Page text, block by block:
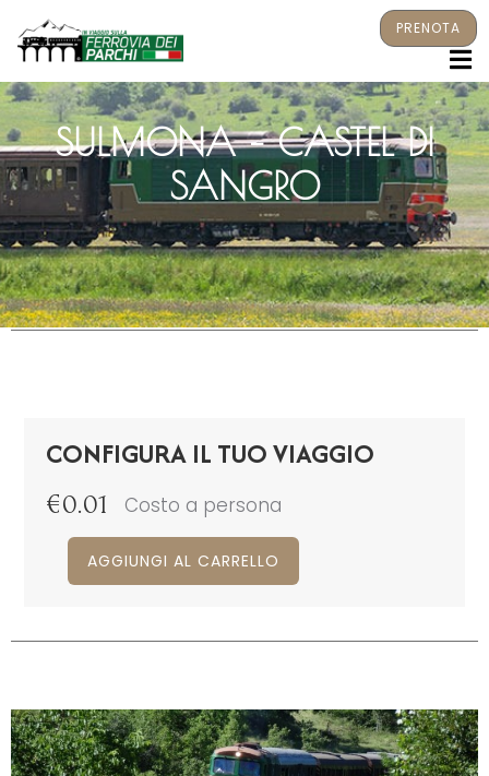
PRENOTA
SULMONA – CASTEL DI
SANGRO
CONFIGURA IL TUO VIAGGIO
€0.01 Costo a persona
AGGIUNGI AL CARRELLO